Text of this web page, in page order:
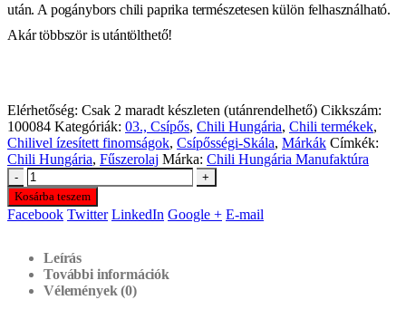
után. A pogánybors chili paprika természetesen külön felhasználható.
Akár többször is utántölthető!
Elérhetőség: Csak 2 maradt készleten (utánrendelhető) Cikkszám:
100084 Kategóriák: 03., Csípős, Chili Hungária, Chili termékek,
Chilivel ízesített finomságok, Csípősségi-Skála, Márkák Címkék:
Chili Hungária, Fűszerolaj Márka: Chili Hungária Manufaktúra
-
+
Kosárba teszem
Facebook Twitter LinkedIn Google + E-mail
Leírás
További információk
Vélemények (0)